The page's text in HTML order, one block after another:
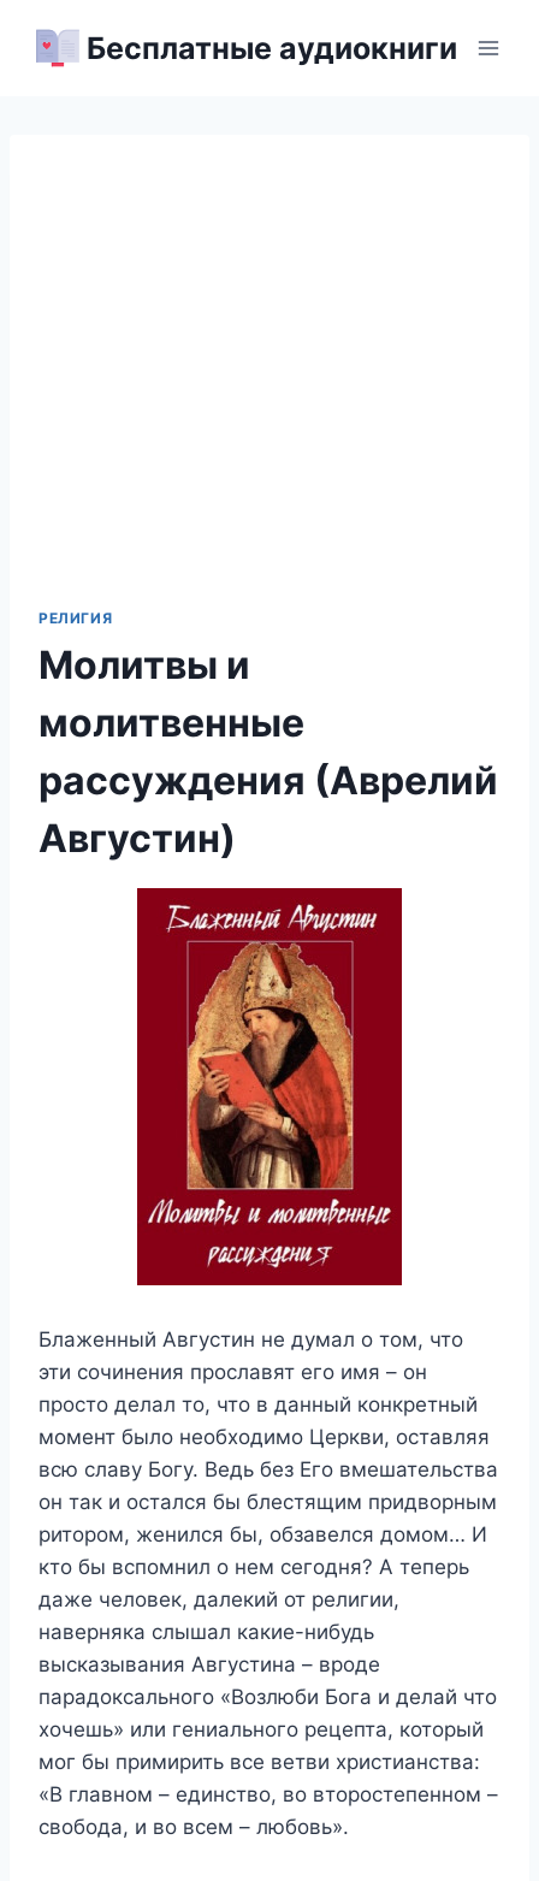
Бесплатные аудиокниги
РЕЛИГИЯ
Молитвы и
молитвенные
рассуждения (Аврелий
Августин)
Блаженный Августин не думал о том, что
эти сочинения прославят его имя – он
просто делал то, что в данный конкретный
момент было необходимо Церкви, оставляя
всю славу Богу. Ведь без Его вмешательства
он так и остался бы блестящим придворным
ритором, женился бы, обзавелся домом… И
кто бы вспомнил о нем сегодня? А теперь
даже человек, далекий от религии,
наверняка слышал какие-нибудь
высказывания Августина – вроде
парадоксального «Возлюби Бога и делай что
хочешь» или гениального рецепта, который
мог бы примирить все ветви христианства:
«В главном – единство, во второстепенном –
свобода, и во всем – любовь».